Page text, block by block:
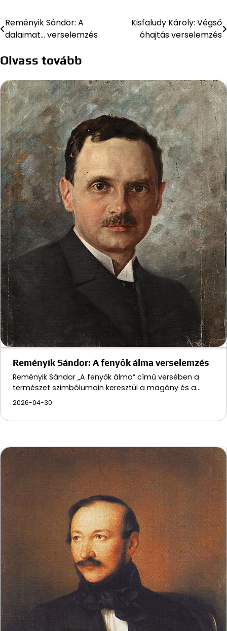
Bejegyzés
Reményik Sándor: A
dalaimat… verselemzés
Kisfaludy Károly: Végső
óhajtás verselemzés
Olvass tovább
Reményik Sándor: A fenyők álma verselemzés
Reményik Sándor „A fenyők álma” című versében a
természet szimbólumain keresztül a magány és a…
2026-04-30